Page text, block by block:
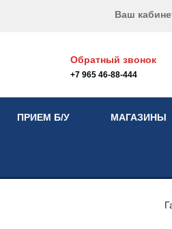
Ваш
Обратный звонок
+7 965 46-88-444
ПРИЕМ Б/У МАГАЗИНЫ